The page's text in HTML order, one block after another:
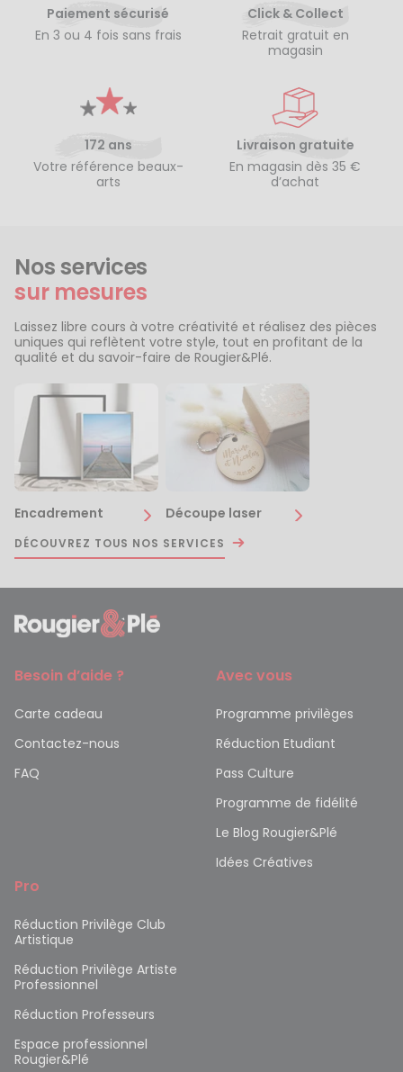
Paiement sécurisé
En 3 ou 4 fois sans frais
Click & Collect
Retrait gratuit en
magasin
172 ans
Votre référence beaux-
arts
Livraison gratuite
En magasin dès 35 €
d’achat
Nos services
sur mesures
Laissez libre cours à votre créativité et réalisez des pièces
uniques qui reflètent votre style, tout en profitant de la
qualité et du savoir-faire de Rougier&Plé.
Encadrement Découpe laser
DÉCOUVREZ TOUS NOS SERVICES
Besoin d’aide ?
Carte cadeau
Contactez-nous
FAQ
Avec vous
Programme privilèges
Réduction Etudiant
Pass Culture
Programme de fidélité
Le Blog Rougier&Plé
Idées Créatives
Pro
Réduction Privilège Club
Artistique
Réduction Privilège Artiste
Professionnel
Réduction Professeurs
Espace professionnel
Rougier&Plé